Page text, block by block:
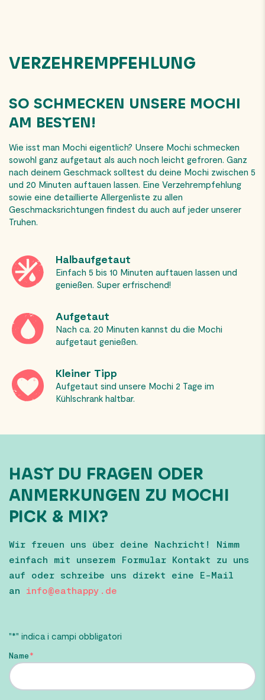
VERZEHREMPFEHLUNG
SO SCHMECKEN UNSERE MOCHI
AM BESTEN!
Wie isst man Mochi eigentlich? Unsere Mochi schmecken
sowohl ganz aufgetaut als auch noch leicht gefroren. Ganz
nach deinem Geschmack solltest du deine Mochi zwischen 5
und 20 Minuten auftauen lassen. Eine Verzehrempfehlung
sowie eine detaillierte Allergenliste zu allen
Geschmacksrichtungen findest du auch auf jeder unserer
Truhen.
Halbaufgetaut
Einfach 5 bis 10 Minuten auftauen lassen und
genießen. Super erfrischend!
Aufgetaut
Nach ca. 20 Minuten kannst du die Mochi
aufgetaut genießen.
Kleiner Tipp
Aufgetaut sind unsere Mochi 2 Tage im
Kühlschrank haltbar.
HAST DU FRAGEN ODER
ANMERKUNGEN ZU MOCHI
PICK & MIX?
Wir freuen uns über deine Nachricht! Nimm
einfach mit unserem Formular Kontakt zu uns
auf oder schreibe uns direkt eine E-Mail
an info@eathappy.de
"*" indica i campi obbligatori
Name